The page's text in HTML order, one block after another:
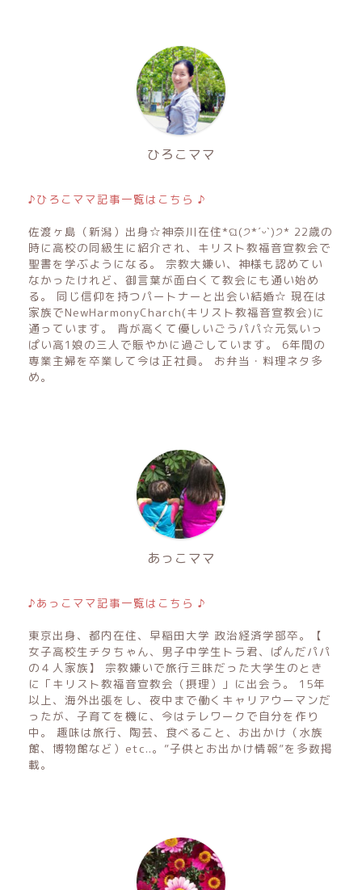
ひろこママ
♪ひろこママ記事一覧はこちら ♪
佐渡ヶ島（新潟）出身☆神奈川在住*ଘ(੭*ˊᵕˋ)੭* 22歳の
時に高校の同級生に紹介され、キリスト教福音宣教会で
聖書を学ぶようになる。 宗教大嫌い、神様も認めてい
なかったけれど、御言葉が面白くて教会にも通い始め
る。 同じ信仰を持つパートナーと出会い結婚☆ 現在は
家族でNewHarmonyCharch(キリスト教福音宣教会)に
通っています。 背が高くて優しいごうパパ☆元気いっ
ぱい高1娘の三人で賑やかに過ごしています。 6年間の
専業主婦を卒業して今は正社員。 お弁当・料理ネタ多
め。
あっこママ
♪あっこママ記事一覧はこちら ♪
東京出身、都内在住、早稲田大学 政治経済学部卒。【
女子高校生チタちゃん、男子中学生トラ君、ぱんだパパ
の４人家族】 宗教嫌いで旅行三昧だった大学生のとき
に「キリスト教福音宣教会（摂理）」に出会う。 15年
以上、海外出張をし、夜中まで働くキャリアウーマンだ
ったが、子育てを機に、今はテレワークで自分を作り
中。 趣味は旅行、陶芸、食べること、お出かけ（水族
館、博物館など）etc..。”子供とお出かけ情報”を多数掲
載。